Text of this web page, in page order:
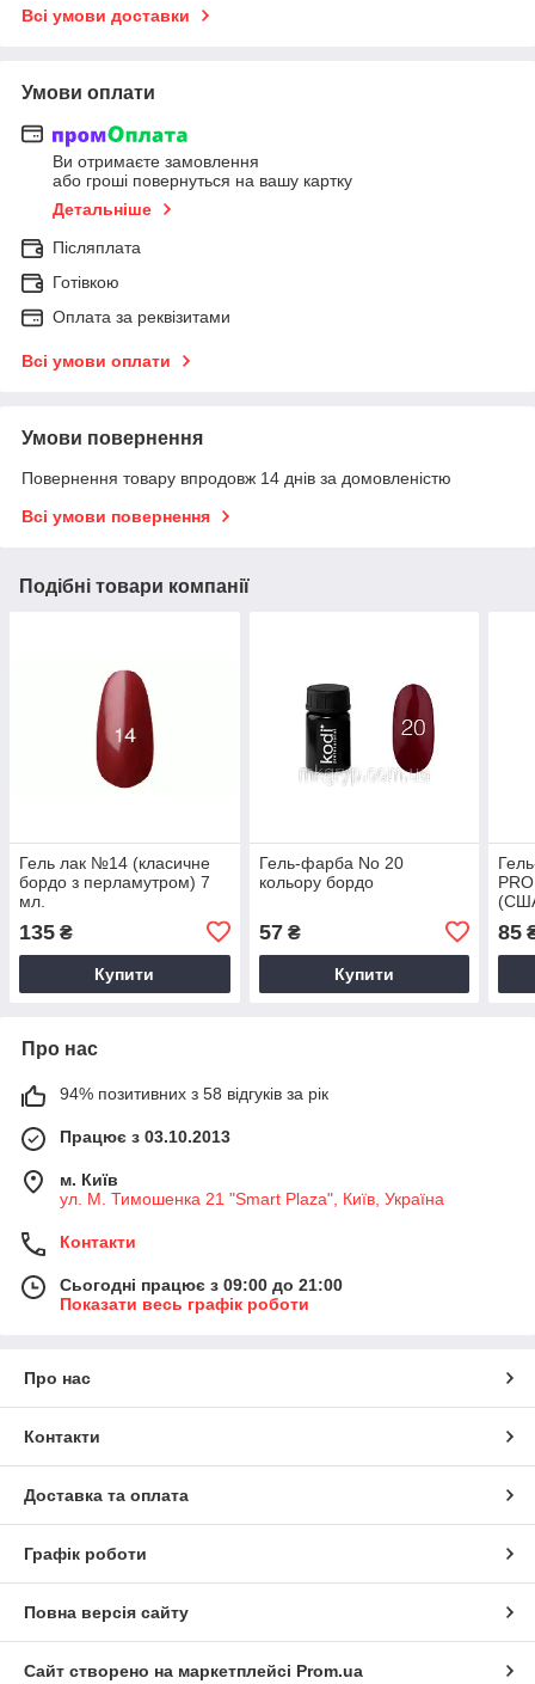
Всі умови доставки
Умови оплати
Ви отримаєте замовлення
або гроші повернуться на вашу картку
Детальніше
Післяплата
Готівкою
Оплата за реквізитами
Всі умови оплати
Умови повернення
Повернення товару впродовж 14 днів за домовленістю
Всі умови повернення
Подібні товари компанії
Гель лак №14 (класичне
бордо з перламутром) 7
мл.
135 ₴
Купити
Гель-фарба No 20
кольору бордо
57₴
Купити
85
Про нас
94% позитивних з 58 відгуків за рік
Працює з 03.10.2013
м. Київ
ул. М. Тимошенка 21 "Smart Plaza", Київ, Україна
Контакти
Сьогодні працює з 09:00 до 21:00
Показати весь графік роботи
Про нас
Контакти
Доставка та оплата
Графік роботи
Повна версія сайту
Сайт створено на маркетплейсі Prom.ua